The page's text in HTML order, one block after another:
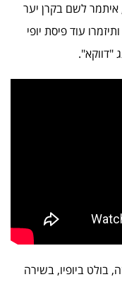
איתמר לשם בקרן יער
עוד פיסת יופי
"דווקא".
בולט ביופיו, בשירה